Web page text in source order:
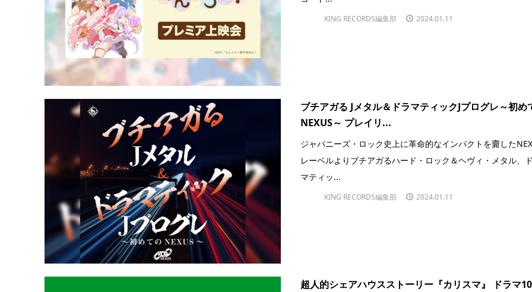
KING RECORDS編集部 2024.01.11
ブチアガる Jメタル＆ドラマティックJプログレ～初め
NEXUS～ プレイリ...
ジャパニーズ・ロック史上に革命的なインパクトを齎した
レーベルよりブチアガるハード・ロック＆ヘヴィ・メタル、
マティッ...
KING RECORDS編集部 2024.01.11
超人的シェアハウスストーリー『カリスマ』 ドラマ